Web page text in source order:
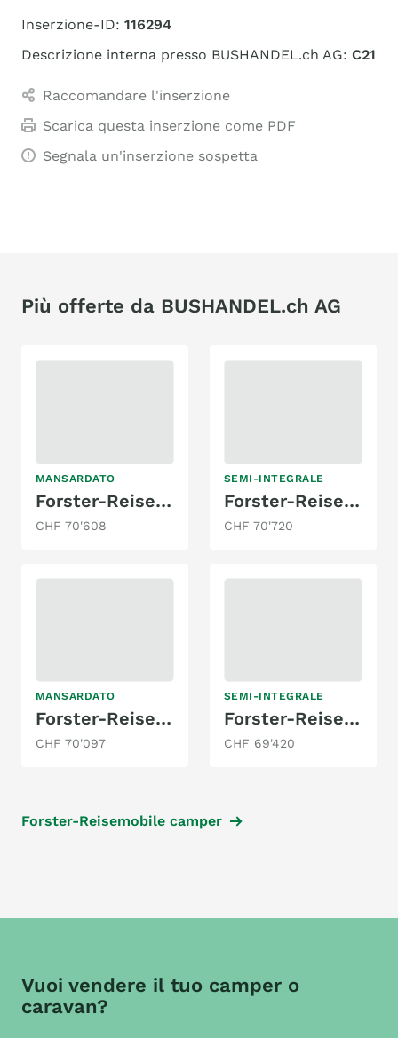
Inserzione-ID: 116294
Descrizione interna presso BUSHANDEL.ch AG: C21
Raccomandare l'inserzione
Scarica questa inserzione come PDF
Segnala un'inserzione sospetta
Più offerte da BUSHANDEL.ch AG
MANSARDATO
Forster-Reisemobile FA 699 VB
CHF 70'608
SEMI-INTEGRALE
Forster-Reisemobile T 745 EF Vibe
CHF 70'720
MANSARDATO
Forster-Reisemobile FA 699 VB
CHF 70'097
SEMI-INTEGRALE
Forster-Reisemobile Coupé FT 669 EBN
CHF 69'420
Forster-Reisemobile camper
Vuoi vendere il tuo camper o
caravan?